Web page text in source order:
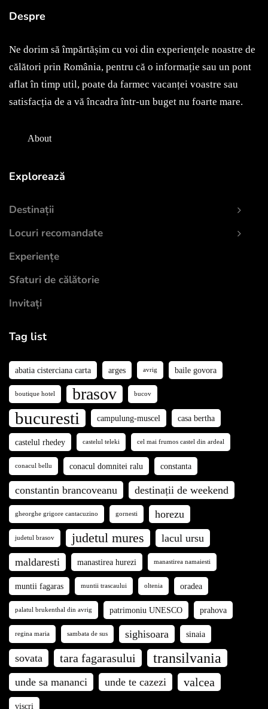
Despre
Ne dorim să împărtășim cu voi din experiențele noastre de
călători prin România, pentru că o informație sau un pont
aflat în timp util, poate da farmec vacanței voastre sau
satisfacția de a vă încadra într-un buget nu foarte mare.
About
Explorează
Destinații
Locuri recomandate
Experiențe
Sfaturi de călătorie
Invitați
Tag list
abatia cisterciana carta arges avrig baile govora
boutique hotel brasov bucov
bucuresti campulung-muscel casa bertha
castelul rhedey castelul teleki cel mai frumos castel din ardeal
conacul bellu conacul domnitei ralu constanta
constantin brancoveanu destinații de weekend
gheorghe grigore cantacuzino gornesti horezu
judetul brasov judetul mures
lacul ursu
maldaresti
manastirea hurezi manastirea namaiesti
muntii fagaras muntii trascaului oltenia oradea
palatul brukenthal din avrig patrimoniu UNESCO prahova
regina maria sambata de sus sighisoara sinaia
sovata tara fagarasului transilvania
unde sa mananci unde te cazezi valcea
viscri